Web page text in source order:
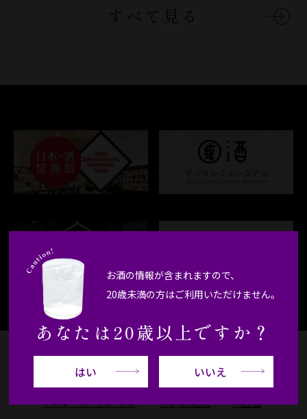
すべて見る
#cocktail #本格焼酎・泡盛
#カクテル
#コンペティション
#本格焼酎
#泡盛
お酒の情報が含まれますので、
20歳未満の方はご利用いただけません。
あなたは20歳以上ですか？
はい いいえ